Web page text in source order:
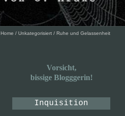
Home / Unkategorisiert / Ruhe und Gelassenheit
Vorsicht,
bissige Blogggerin!
Inquisition